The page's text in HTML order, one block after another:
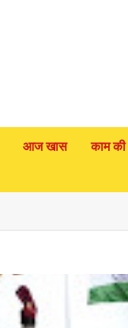
आज खास काम